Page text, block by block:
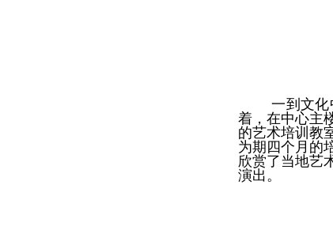
一到文
着，在中心主
的艺术培训教
为期四个月的
欣赏了当地艺
演出。